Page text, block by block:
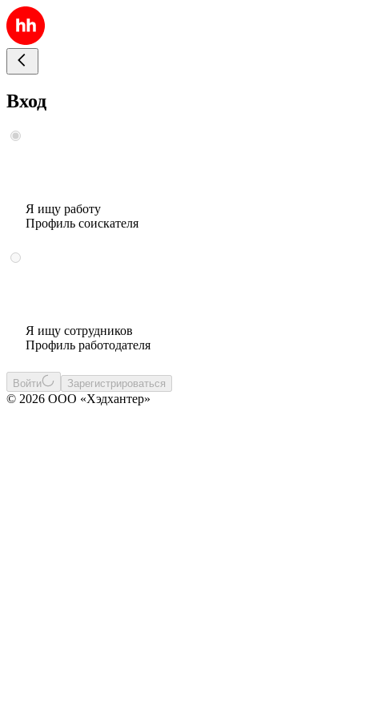
Вход
Я ищу работу
Профиль соискателя
Я ищу сотрудников
Профиль работодателя
Войти Зарегистрироваться
© 2026 ООО «Хэдхантер»